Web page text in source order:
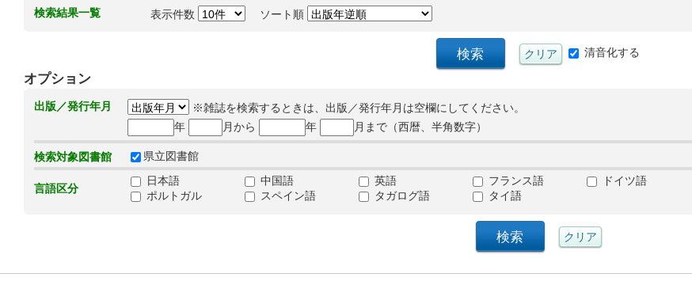
検索結果一覧 表示件数 ソート順
清音化する
オプション
出版／発行年月
※雑誌を検索するときは、出版／発行年月は空欄にしてください。
年
月から 年 月まで（西暦、半角数字）
検索対象図書館 県立図書館
言語区分
日本語 中国語 英語 フランス語 ドイツ語
ポルトガル
スペイン語 タガログ語 タイ語